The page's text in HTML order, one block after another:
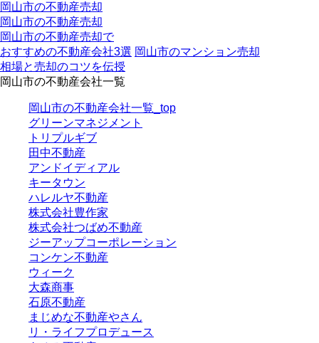
岡山市の不動産売却
岡⼭市の不動産売却
岡山市の不動産売却で
おすすめの不動産会社3選 岡山市のマンション売却
相場と売却のコツを伝授
岡山市の不動産会社一覧
岡山市の不動産会社一覧_top
グリーンマネジメント
トリプルギブ
田中不動産
アンドイディアル
キータウン
ハレルヤ不動産
株式会社豊作家
株式会社つばめ不動産
ジーアップコーポレーション
コンケン不動産
ウィーク
大森商事
石原不動産
まじめな不動産やさん
リ・ライフプロデュース